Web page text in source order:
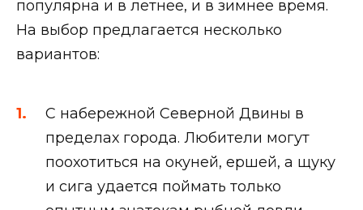
популярна и в летнее, и в зимнее время.
На выбор предлагается несколько
вариантов:
С набережной Северной Двины в
пределах города. Любители могут
поохотиться на окуней, ершей, а щуку
и сига удается поймать только